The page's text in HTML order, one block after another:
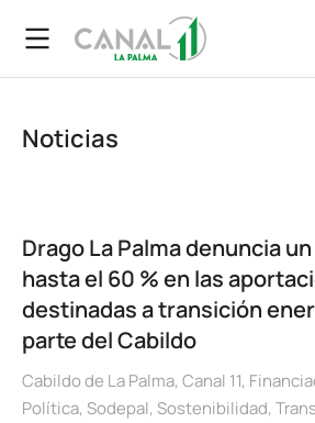
Noticias
Drago La Palma denuncia
hasta el 60 % en las
destinadas a transición
parte del Cabildo
Cabildo de La Palma, Canal 11,
Política, Sodepal, Sostenibilidad,